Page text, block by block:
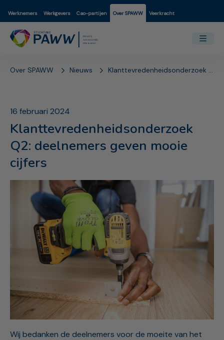
Werknemers Werkgevers Cao-partijen Over SPAWW Veerkracht
Over SPAWW Nieuws Klanttevredenheidsonderzoek Q2: deelnemers geven mooie cijfers
16 februari 2024
Klanttevredenheidsonderzoek
Q2: deelnemers geven mooie
cijfers
Wij bedanken de deelnemers voor de moeite van het